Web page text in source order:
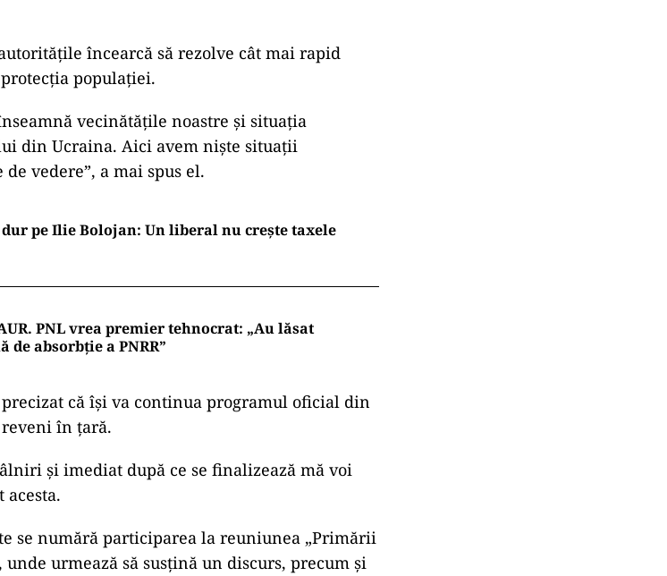
încearcă să rezolve cât mai rapid
populației.
vecinătățile noastre și situația
din Ucraina. Aici avem niște situații
vedere”, a mai spus el.
pe Ilie Bolojan: Un liberal nu crește taxele
PNL vrea premier tehnocrat: „Au lăsat
absorbţie a PNRR”
că își va continua programul oficial din
în țară.
și imediat după ce se finalizează mă voi
acesta.
se numără participarea la reuniunea „Primării
urmează să susțină un discurs, precum și